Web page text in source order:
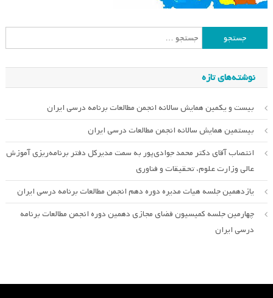
جستجو
برای:
نوشته‌های تازه
بیست و یکمین همایش سالانه انجمن مطالعات برنامه درسی ایران
بیستمین همایش سالانه انجمن مطالعات درسی ایران
انتصاب آقای دکتر محمد جوادی‌پور به سمت مدیرکل دفتر برنامه‌ریزی آموزش
عالی وزارت علوم، تحقیقات و فناوری
یازدهمین جلسه هیات مدیره دوره دهم انجمن مطالعات برنامه درسی ایران
چهارمین جلسه کمیسیون فضای مجازی دهمین دوره انجمن مطالعات برنامه
درسی ایران